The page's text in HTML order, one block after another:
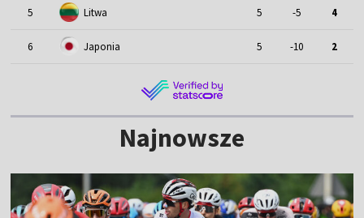
5 Litwa 5 -5 4
6 Japonia 5 -10 2
Najnowsze